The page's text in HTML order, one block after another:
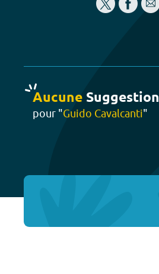
Aucune Suggestion
pour "Guido Cavalcanti"